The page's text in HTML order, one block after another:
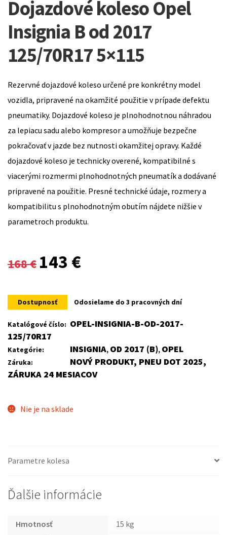
Dojazdové koleso Opel
Insignia B od 2017
125/70R17 5×115
Rezervné dojazdové koleso určené pre konkrétny model
vozidla, pripravené na okamžité použitie v prípade defektu
pneumatiky. Dojazdové koleso je plnohodnotnou náhradou
za lepiacu sadu alebo kompresor a umožňuje bezpečne
pokračovať v jazde bez nutnosti okamžitej opravy. Každé
dojazdové koleso je technicky overené, kompatibilné s
viacerými rozmermi plnohodnotných pneumatík a dodávané
pripravené na použitie. Presné technické údaje, rozmery a
kompatibilitu s plnohodnotným obutím nájdete nižšie v
parametroch produktu.
168€
Original
was:
168 €.
143 €
is:
143 €.
Dostupnosť Odosielame do 3 pracovných dní
Katalógové číslo: OPEL-INSIGNIA-B-OD-2017-
125/70R17
Kategórie: INSIGNIA, OD 2017 (B), OPEL
Záruka:
NOVÝ PRODUKT, PNEU DOT 2025,
ZÁRUKA 24 MESIACOV
Nie je na sklade
Parametre kolesa
Ďalšie informácie
Hmotnosť
15 kg